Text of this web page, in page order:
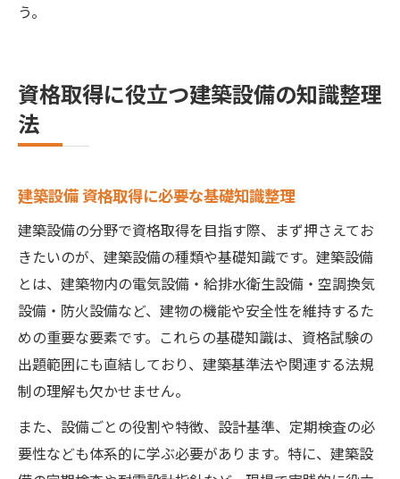
う。
資格取得に役立つ建築設備の知識整理
法
建築設備 資格取得に必要な基礎知識整理
建築設備の分野で資格取得を目指す際、まず押さえてお
きたいのが、建築設備の種類や基礎知識です。建築設備
とは、建築物内の電気設備・給排水衛生設備・空調換気
設備・防火設備など、建物の機能や安全性を維持するた
めの重要な要素です。これらの基礎知識は、資格試験の
出題範囲にも直結しており、建築基準法や関連する法規
制の理解も欠かせません。
また、設備ごとの役割や特徴、設計基準、定期検査の必
要性なども体系的に学ぶ必要があります。特に、建築設